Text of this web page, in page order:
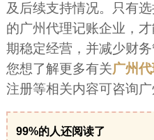
及后续支持情况。只有
的广州代理记账企业，
期稳定经营，并减少财
您想了解更多有关广州
注册等相关内容可咨询广
99%的人还阅读了